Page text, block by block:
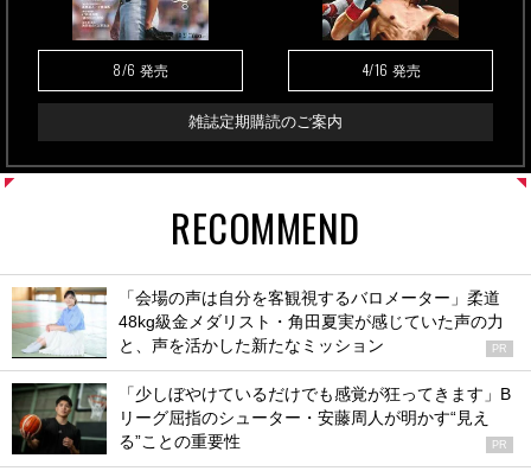
8/6 発売 4/16 発売
雑誌定期購読のご案内
RECOMMEND
「会場の声は自分を客観視するバロメーター」柔道
48kg級金メダリスト・角田夏実が感じていた声の力
と、声を活かした新たなミッション
PR
「少しぼやけているだけでも感覚が狂ってきます」B
リーグ屈指のシューター・安藤周人が明かす“見え
る”ことの重要性
PR